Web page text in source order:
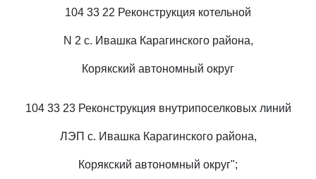
104 33 22 Реконструкция котельной
N 2 с. Ивашка Карагинского района,
Корякский автономный округ
104 33 23 Реконструкция внутрипоселковых линий
ЛЭП с. Ивашка Карагинского района,
Корякский автономный округ";